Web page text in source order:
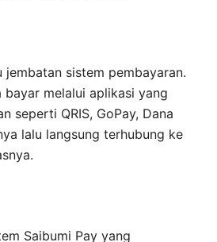
jembatan sistem pembayaran.
melalui aplikasi yang
seperti QRIS, GoPay, Dana
lalu langsung terhubung ke
Saibumi Pay yang